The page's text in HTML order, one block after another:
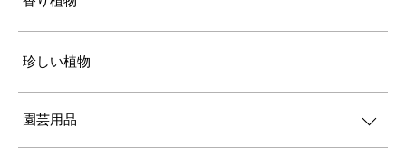
珍しい植物
園芸用品